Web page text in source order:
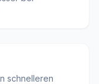
schnelleren